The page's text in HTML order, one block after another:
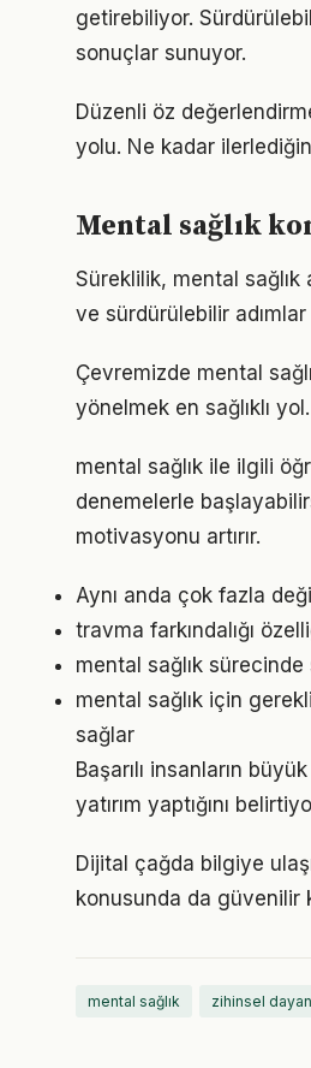
getirebiliyor.
sonuçlar sunuyor.
Düzenli öz
yolu. Ne kadar
Mental sağlık
Süreklilik, mental sağlık
ve sürdürülebilir adımlar
Çevremizde mental
yönelmek en sağlıklı
mental sağlık ile ilgili
denemelerle
motivasyonu artırır.
Aynı anda çok fazla
travma farkındalığı
mental sağlık sürecinde
mental sağlık için
sağlar
Başarılı insanların
yatırım yaptığını
Dijital çağda bilgiye
konusunda da güvenilir
mental sağlık zihinsel